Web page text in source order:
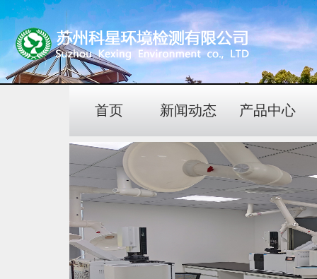
首页 新闻动态 产品中心